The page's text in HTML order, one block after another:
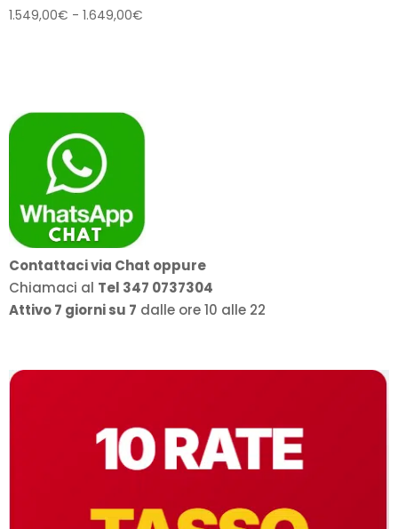
1.549,00€ - 1.649,00€
1.649,00€
Contattaci via Chat oppure
Chiamaci al Tel 347 0737304
Attivo 7 giorni su 7 dalle ore 10 alle 22